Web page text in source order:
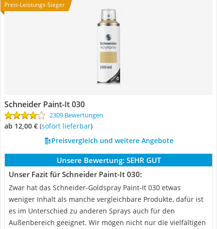
Preis-Leistungs-Sieger
Schneider Paint-It 030
2309 Bewertungen
ab 12,00 € ( Sofort lieferbar)
Preisvergleich und weitere Angebote
Unsere Bewertung: SEHR GUT
Unser Fazit für Schneider Paint-It 030:
Zwar hat das Schneider-Goldspray Paint-It 030 etwas
weniger Inhalt als manche vergleichbare Produkte, dafür ist
es im Unterschied zu anderen Sprays auch für den
Außenbereich geeignet. Wir mögen nicht nur die vielfältigen